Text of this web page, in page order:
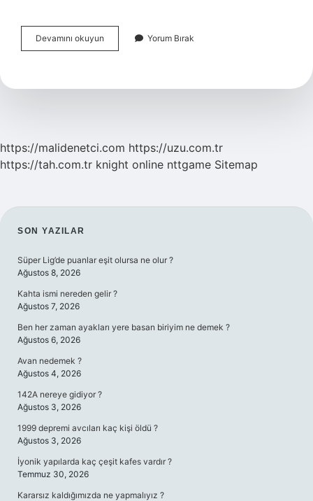
Devamını okuyun
Hangi
Yorum Bırak
https://malidenetci.com https://uzu.com.tr
https://tah.com.tr knight online nttgame Sitemap
SIDEBAR
SON YAZILAR
Süper Lig’de puanlar eşit olursa ne olur ?
Ağustos 8, 2026
Kahta ismi nereden gelir ?
Ağustos 7, 2026
Ben her zaman ayakları yere basan biriyim ne demek ?
Ağustos 6, 2026
Avan nedemek ?
Ağustos 4, 2026
142A nereye gidiyor ?
Ağustos 3, 2026
1999 depremi avcıları kaç kişi öldü ?
Ağustos 3, 2026
İyonik yapılarda kaç çeşit kafes vardır ?
Temmuz 30, 2026
Kararsız kaldığımızda ne yapmalıyız ?